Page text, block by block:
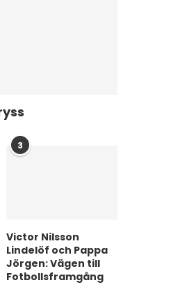
3
Victor Nilsson
Lindelöf och Pappa
Jörgen: Vägen till
Fotbollsframgång